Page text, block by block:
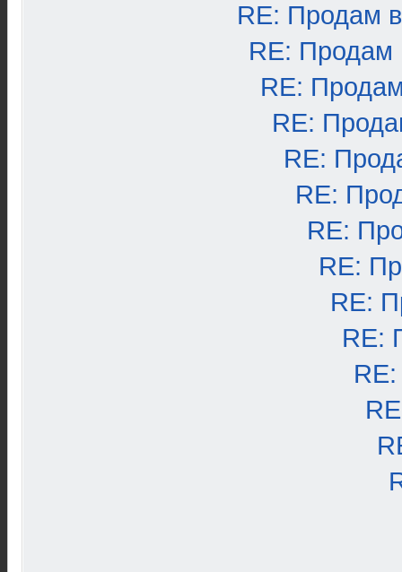
RE: Продам
RE: Продам
RE:
RE:
RE:
RE:
RE:
RE:
RE:
RE: